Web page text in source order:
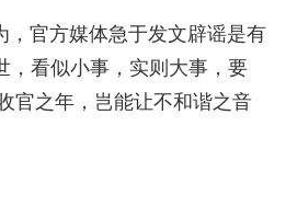
官方媒体急于发文辟谣是有
，看似小事，实则大事，要
官之年，岂能让不和谐之音